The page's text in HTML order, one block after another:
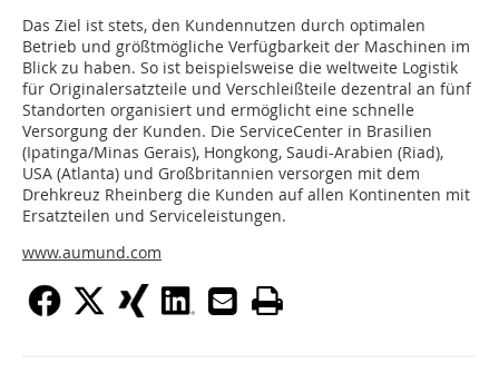
Das Ziel ist stets, den Kundennutzen durch optimalen
Betrieb und größtmögliche Verfügbarkeit der Maschinen im
Blick zu haben. So ist beispielsweise die weltweite Logistik
für Originalersatzteile und Verschleißteile dezentral an fünf
Standorten organisiert und ermöglicht eine schnelle
Versorgung der Kunden. Die ServiceCenter in Brasilien
(Ipatinga/Minas Gerais), Hongkong, Saudi-Arabien (Riad),
USA (Atlanta) und Großbritannien versorgen mit dem
Drehkreuz Rheinberg die Kunden auf allen Kontinenten mit
Ersatzteilen und Serviceleistungen.
www.aumund.com